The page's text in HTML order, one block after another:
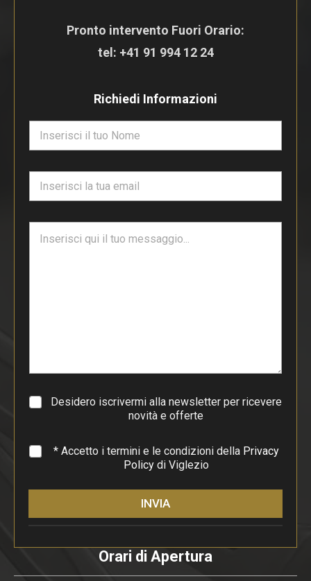
Pronto intervento Fuori Orario:
tel: +41 91 994 12 24
Richiedi Informazioni
m
a
g
a
f
Desidero iscrivermi alla newsletter per ricevere
novità e offerte
* * Accetto i termini e le condizioni della Privacy
Policydi Viglezio
INVIA
Orari di Apertura